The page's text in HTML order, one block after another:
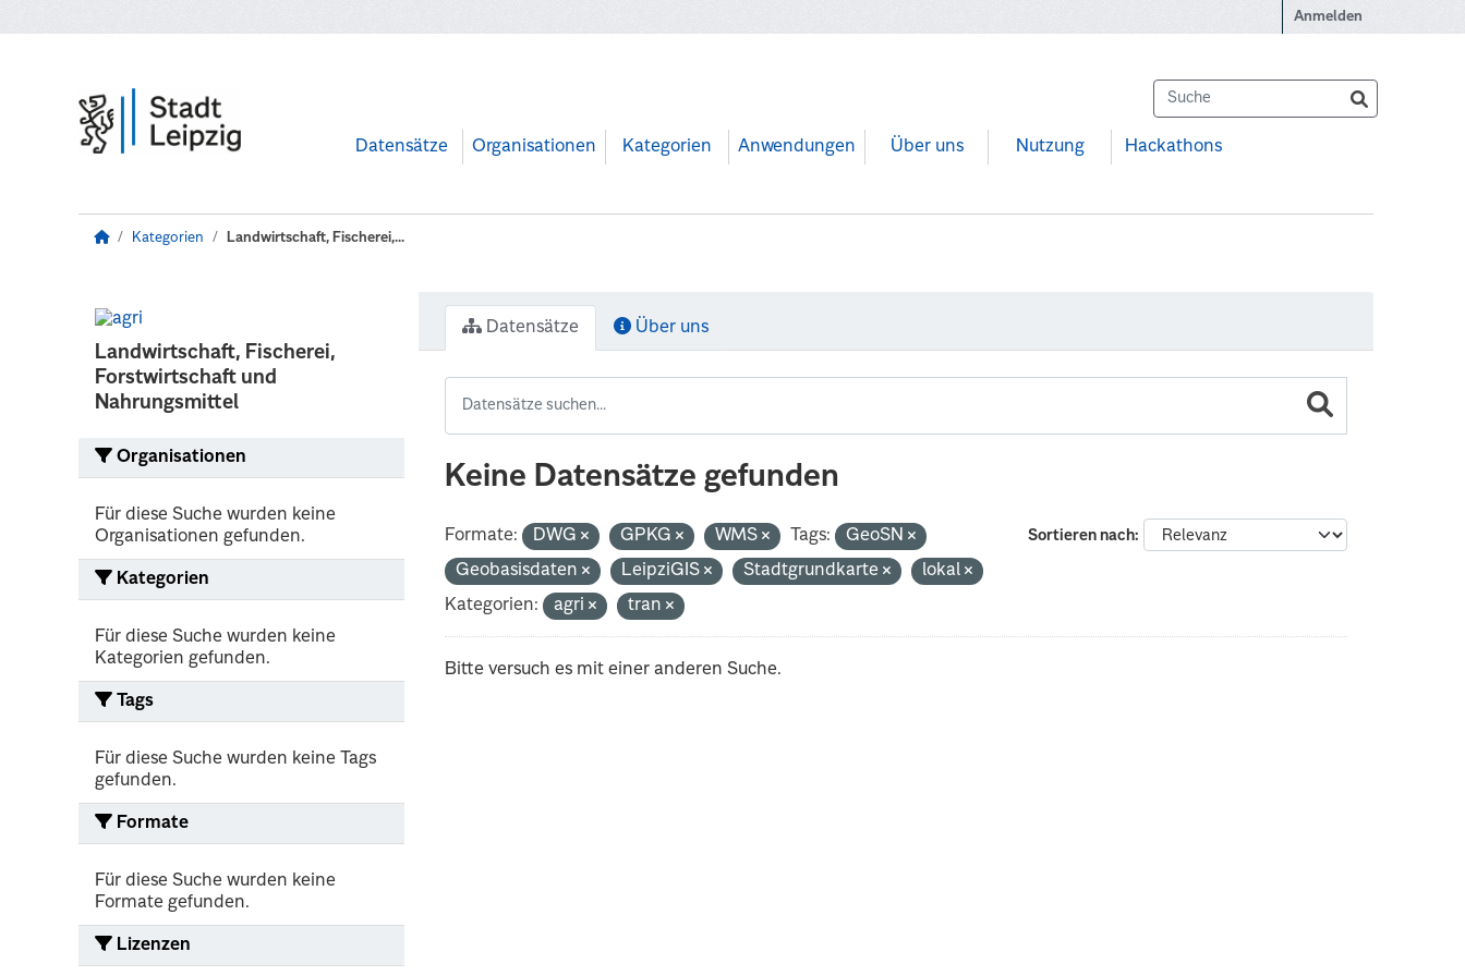
Anmelden
Datensätze Organisationen Kategorien Anwendungen Über uns Nutzung Hackathons
Kategorien Landwirtschaft, Fischerei,...
Landwirtschaft, Fischerei,
Forstwirtschaft und
Nahrungsmittel
Organisationen
Für diese Suche wurden keine
Organisationen gefunden.
Kategorien
Für diese Suche wurden keine
Kategorien gefunden.
Tags
Für diese Suche wurden keine Tags
gefunden.
Formate
Für diese Suche wurden keine
Formate gefunden.
Lizenzen
Datensätze Über uns
Keine Datensätze gefunden
Sortieren nach
Formate: DWG GPKG WMS Tags:
GeoSN
Geobasisdaten
LeipziGIS Stadtgrundkarte
lokal
Kategorien:
agri tran
Bitte versuch es mit einer anderen Suche.